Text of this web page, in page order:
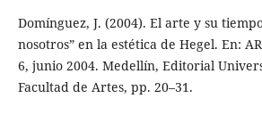
Domínguez, J. (2004). El arte y su
nosotros” en la estética de Hegel. En:
6, junio 2004. Medellín, Editorial
Facultad de Artes, pp. 20–31.